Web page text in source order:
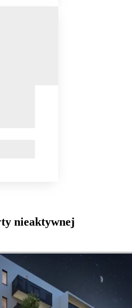
nieaktywnej